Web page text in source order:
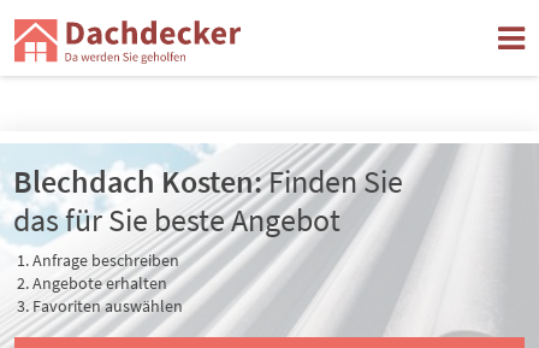
Blechdach Kosten:Finden Sie
das für Sie beste Angebot
Anfrage beschreiben
Angebote erhalten
Favoriten auswählen